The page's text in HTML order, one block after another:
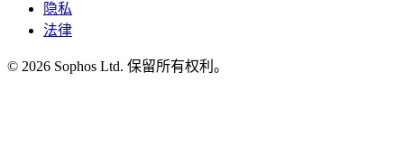
隐私
法律
© 2026 Sophos Ltd. 保留所有权利。